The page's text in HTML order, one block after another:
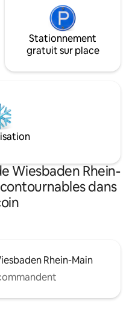
Stationnement
gratuit sur place
Wiesbaden Rhein-
dans
Rhein-Main